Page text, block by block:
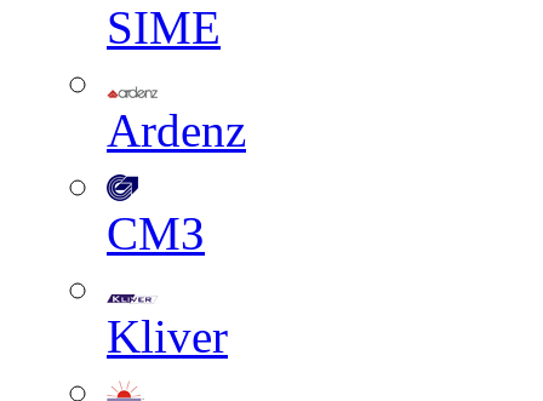
SIME
Ardenz
СМЗ
Kliver